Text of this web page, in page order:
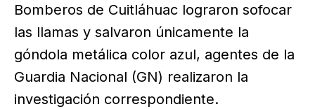
Bomberos de Cuitláhuac lograron sofocar
las llamas y salvaron únicamente la
góndola metálica color azul, agentes de la
Guardia Nacional (GN) realizaron la
investigación correspondiente.